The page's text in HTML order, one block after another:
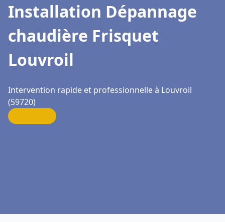
Installation Dépannage
chaudière Frisquet
Louvroil
Intervention rapide et professionnelle à Louvroil
(59720)